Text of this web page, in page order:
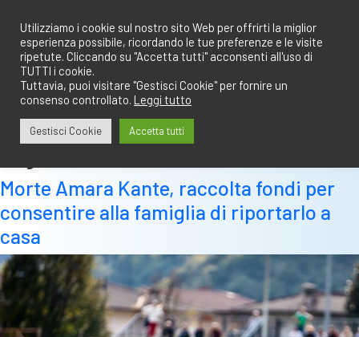
contenuto
Morte Amara Kante, raccolta fondi per
consentire alla famiglia di riportarlo a
casa
Utilizziamo i cookie sul nostro sito Web per offrirti la miglior
esperienza possibile, ricordando le tue preferenze e le visite
ripetute. Cliccando su "Accetta tutti" acconsenti all'uso di
TUTTI i cookie.
Tuttavia, puoi visitare "Gestisci Cookie" per fornire un
consenso controllato. Leggi tutto
Gestisci Cookie Accetta tutti